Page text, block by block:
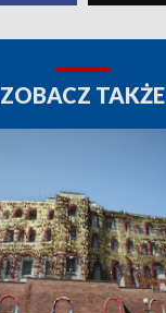
ZOBACZ TAKŻE